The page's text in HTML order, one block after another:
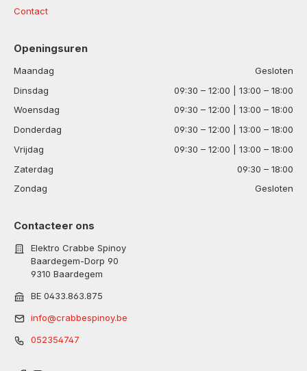
Contact
Openingsuren
Maandag
Gesloten
Dinsdag
09:30 – 12:00 | 13:00 – 18:00
Woensdag
09:30 – 12:00 | 13:00 – 18:00
Donderdag
09:30 – 12:00 | 13:00 – 18:00
Vrijdag
09:30 – 12:00 | 13:00 – 18:00
Zaterdag
09:30 – 18:00
Zondag
Gesloten
Contacteer ons
Elektro Crabbe Spinoy
Baardegem-Dorp 90
9310 Baardegem
BE 0433.863.875
info@crabbespinoy.be
052354747